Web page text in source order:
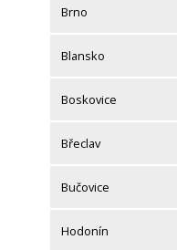
Brno
Blansko
Boskovice
Břeclav
Bučovice
Hodonín